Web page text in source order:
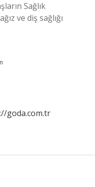
Sağlık
ve diş sağlığı
goda.com.tr